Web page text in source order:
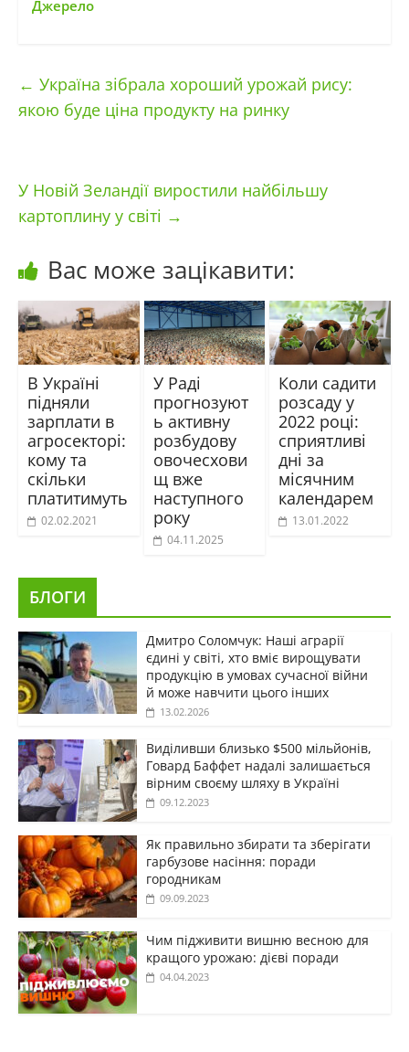
Джерело
← Україна зібрала хороший урожай рису:
якою буде ціна продукту на ринку
У Новій Зеландії виростили найбільшу
картоплину у світі →
Вас може зацікавити:
В Україні
підняли
зарплати в
агросекторі:
кому та
скільки
платитимуть
02.02.2021
У Раді
прогнозуют
ь активну
розбудову
овочесхови
щ вже
наступного
року
04.11.2025
Коли садити
розсаду у
2022 році:
сприятливі
дні за
місячним
календарем
13.01.2022
БЛОГИ
Дмитро Соломчук: Наші аграрії
єдині у світі, хто вміє вирощувати
продукцію в умовах сучасної війни
й може навчити цього інших
13.02.2026
Виділивши близько $500 мільйонів,
Говард Баффет надалі залишається
вірним своєму шляху в Україні
09.12.2023
Як правильно збирати та зберігати
гарбузове насіння: поради
городникам
09.09.2023
Чим підживити вишню весною для
кращого урожаю: дієві поради
04.04.2023